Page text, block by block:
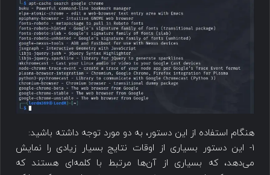
هنگام استفاده از این دستور، به دو مورد توجه داشته باشید:
1- این دستور بسیاری از اوقات نتایج بسیار زیادی را نمایش
می‌دهد، که بسیاری از آن‌ها مرتبط با کلمه‌ای هستند که